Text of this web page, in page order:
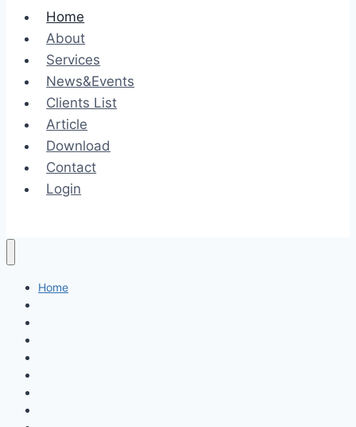
Home
About
Services
News&Events
Clients List
Article
Download
Contact
Login
Home